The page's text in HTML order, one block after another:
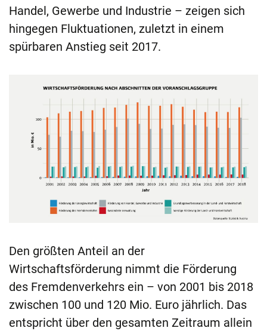
Handel, Gewerbe und Industrie – zeigen sich
hingegen Fluktuationen, zuletzt in einem
spürbaren Anstieg seit 2017.
Den größten Anteil an der
Wirtschaftsförderung nimmt die Förderung
des Fremdenverkehrs ein – von 2001 bis 2018
zwischen 100 und 120 Mio. Euro jährlich. Das
entspricht über den gesamten Zeitraum allein